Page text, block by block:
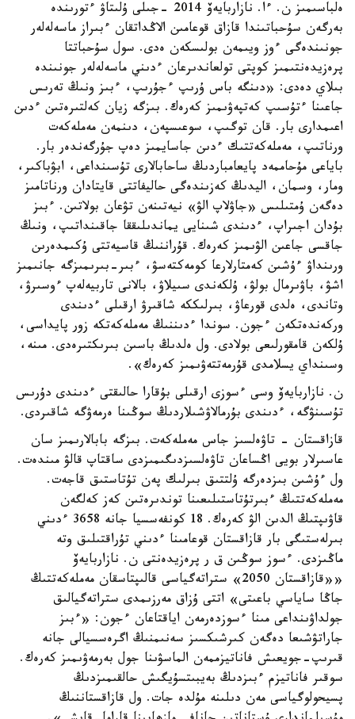
ەلباسىمىز ن. ءا. نازاربايەۆ 2014 -جىلى ۇلىتاۋ ءتورىندە
بەرگەن سۇحباتىندا قازاق قوعامىن الاڭداتقان ءبىراز ماسەلەلەر
جونىندەگى ءوز ويىمەن بولىسكەن ەدى. سول سۇحباتتا
پرەزيدەنتىمىز كوپتى تولعاندىرعان ءدىني ماسەلەلەر جونىندە
بىلاي دەدى: «دىنگە باس ۇرىپ ءجۇرىپ، ءبىز ونىڭ تەرىس
جاعىنا ءتۇسىپ كەتپەۋىمىز كەرەك. بىزگە زيان كەلتىرەتىن ءدىن
اعىمدارى بار. قان توگىپ، سوعىسپەن، دىنمەن مەملەكەت
ورناتىپ، مەملەكەتتىك ءدىن جاسايمىز دەپ جۇرگەندەر بار.
باياعى مۇحاممەد پايعامباردىڭ ساحابالارى تۇسىنداعى، ابۋباكىر،
ومار، وسمان، اليدىڭ كەزىندەگى حاليفاتتى قايتادان ورناتامىز
دەگەن ۇمتىلىس «جاۋلاپ الۋ» نيەتىنەن تۋعان بولاتىن. ءبىز
بۇدان اجىراپ، ءدىندى شىنايى يماندىلىققا جاقىنداتىپ، ونىڭ
جاقسى جاعىن الۋىمىز كەرەك. قۇراننىڭ قاسيەتتى ۇكىمدەرىن
ورىنداۋ ءۇشىن كەمتارلارعا كومەكتەسۋ، ءبىر-بىرىمىزگە جانىمىز
اشۋ، باۋىرمال بولۋ، ۇلكەندى سىيلاۋ، بالانى تاربيەلەپ ءوسىرۋ،
وتاندى، ەلدى قورعاۋ، بىرلىككە شاقىرۋ ارقىلى ءدىندى
وركەندەتكەن ءجون. سوندا ءدىننىڭ مەملەكەتكە زور پايداسى،
ۇلكەن قامقورلىعى بولادى. ول ەلدىڭ باسىن بىرىكتىرەدى. مىنە،
وسىنداي يسلامدى قۇرمەتتەۋىمىز كەرەك».
ن. نازاربايەۆ وسى ءسوزى ارقىلى بۇقارا حالىقتى ءدىندى دۇرىس
تۇسىنۋگە، ءدىندى بۇرمالاۋشىلاردىڭ سوڭىنا ەرمەۋگە شاقىردى.
قازاقستان - تاۋەلسىز جاس مەملەكەت. بىزگە بابالارىمىز سان
عاسىرلار بويى اڭساعان تاۋەلسىزدىگىمىزدى ساقتاپ قالۋ مىندەت.
ول ءۇشىن بىزدەرگە ۇلتتىق بىرلىك پەن تۇتاستىق قاجەت.
مەملەكەتتىڭ ءبىرتۇتاستىلىعىنا توندىرەتىن كەز كەلگەن
قاۋىپتىڭ الدىن الۋ كەرەك. 18 كونفەسسيا جانە 3658 ءدىني
بىرلەستىگى بار قازاقستان قوعامىنا ءدىني تۇراقتىلىق وتە
ماڭىزدى. ءسوز سوڭىن ق ر پرەزيدەنتى ن. نازاربايەۆ
««قازاقستان 2050» ستراتەگياسى قالىپتاسقان مەملەكەتتىڭ
جاڭا ساياسي باعىتى» اتتى ۇزاق مەرزىمدى ستراتەگيالىق
جولداۋىنداعى مىنا ءسوزدەرمەن اياقتاعان ءجون: «ءبىز
جاراتۋشىعا دەگەن كىرشىكسىز سەنىمنىڭ اگرەسسيالى جانە
قىرىپ-جويعىش فاناتيزممەن الماسۋىنا جول بەرمەۋىمىز كەرەك.
سوقىر فاناتيزم ءبىزدىڭ بەيبىتسۇيگىش حالقىمىزدىڭ
پسيحولوگياسى مەن دىلىنە مۇلدە جات. ول قازاقستاننىڭ